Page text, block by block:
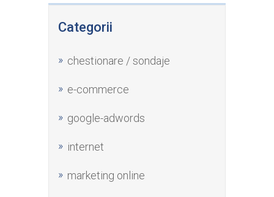
Categorii
chestionare / sondaje
e-commerce
google-adwords
internet
marketing online